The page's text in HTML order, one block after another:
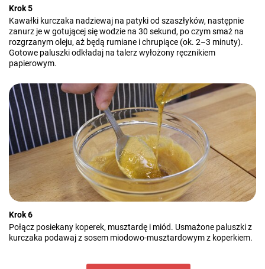
Krok 5
Kawałki kurczaka nadziewaj na patyki od szaszłyków, następnie
zanurz je w gotującej się wodzie na 30 sekund, po czym smaż na
rozgrzanym oleju, aż będą rumiane i chrupiące (ok. 2–3 minuty).
Gotowe paluszki odkładaj na talerz wyłożony ręcznikiem
papierowym.
Krok 6
Połącz posiekany koperek, musztardę i miód. Usmażone paluszki z
kurczaka podawaj z sosem miodowo-musztardowym z koperkiem.